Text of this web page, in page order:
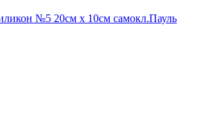
№5 20см х 10см самокл.Пауль